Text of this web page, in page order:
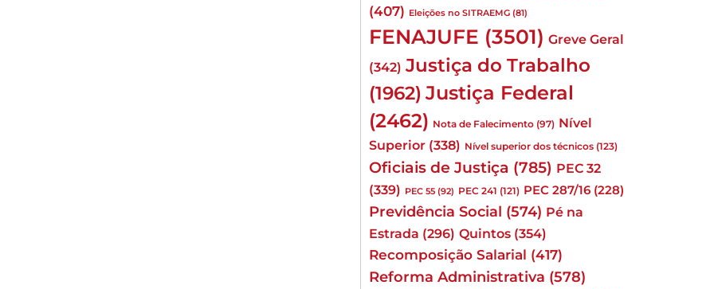
(407) Eleições no SITRAEMG (81)
FENAJUFE (3501) Greve Geral
(342) Justiça do Trabalho
(1962) Justiça Federal
(2462) Nota de Falecimento (97) Nível
Superior (338) Nível superior dos técnicos (123)
Oficiais de Justiça (785) PEC 32
(339) PEC 55 (92) PEC 241 (121) PEC 287/16 (228)
Previdência Social (574) Pé na
Estrada (296) Quintos (354)
Recomposição Salarial (417)
Reforma Administrativa (578)